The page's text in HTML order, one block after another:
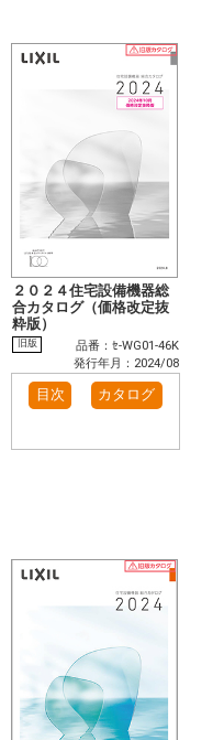
２０２４住宅設備機器総
合カタログ（価格改定抜
粋版）
旧版
品番：ｾ-WG01-46K
発行年月：2024/08
目次 カタログ